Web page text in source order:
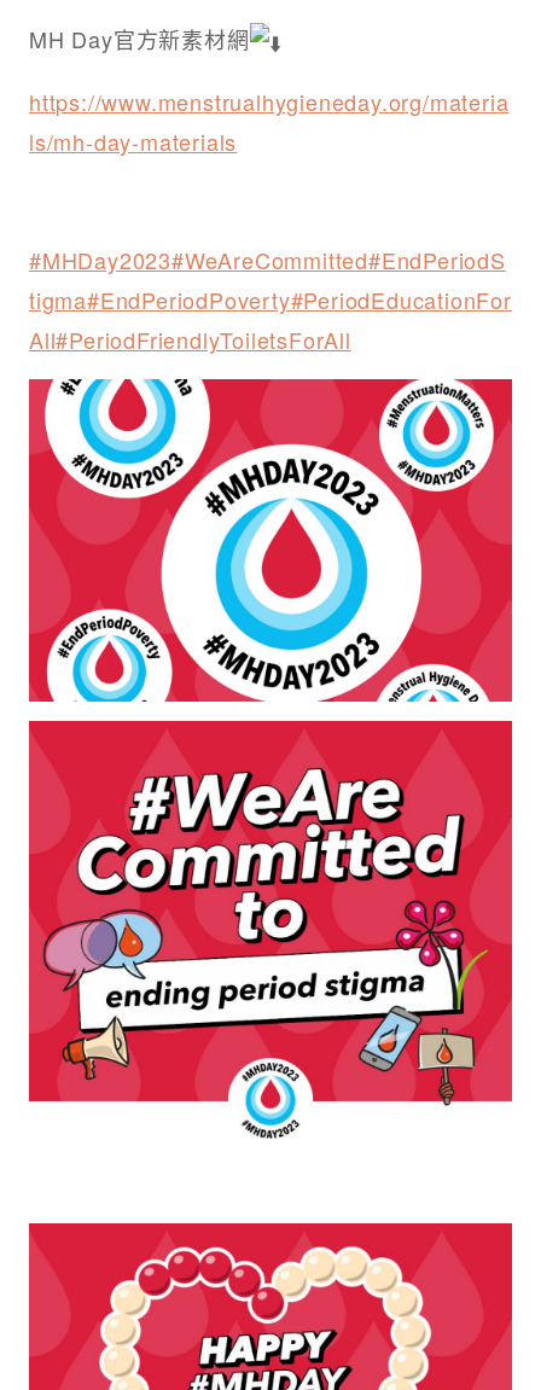
MH Day官方新素材網
https://www.menstrualhygieneday.org/materia
ls/mh-day-materials
#MHDay2023#WeAreCommitted#EndPeriodS
tigma#EndPeriodPoverty#PeriodEducationFor
All#PeriodFriendlyToiletsForAll